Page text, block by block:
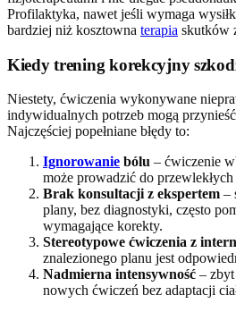
Profilaktyka, nawet jeśli wymaga
bardziej niż kosztowna terapia skutków
Kiedy trening korekcyjny
Niestety, ćwiczenia wykonywane
indywidualnych potrzeb mogą
Najczęściej popełniane błędy to:
Ignorowanie bólu – ćwiczenie
może prowadzić do
Brak konsultacji z ekspertem –
plany, bez diagnostyki, często
wymagające korekty.
Stereotypowe ćwiczenia z
znalezionego planu jest
Nadmierna intensywność –
nowych ćwiczeń bez adaptacji